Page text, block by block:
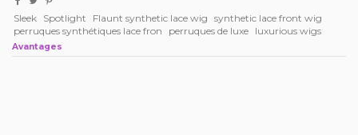
Sleek Spotlight Flaunt synthetic lace wig synthetic lace front wig
perruques synthétiques lace fron
perruques de luxe luxurious wigs
Avantages